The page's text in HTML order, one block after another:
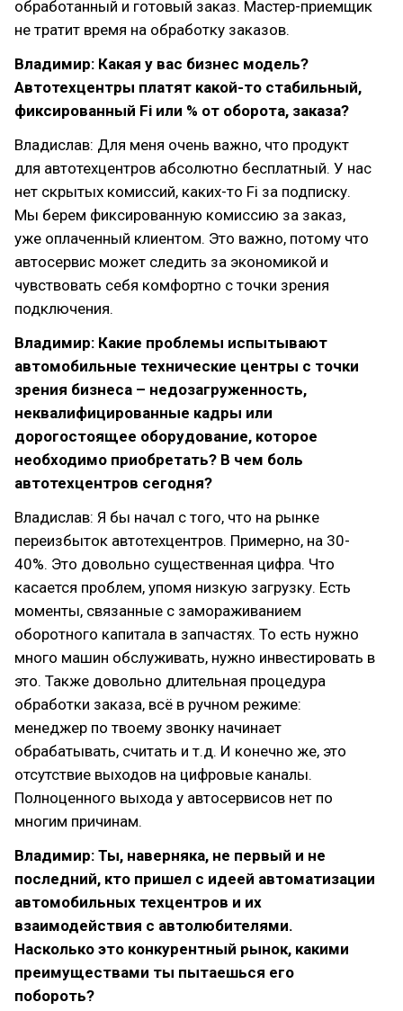
обработанный и готовый заказ. Мастер-приемщик
не тратит время на обработку заказов.
Владимир: Какая у вас бизнес модель?
Автотехцентры платят какой-то стабильный,
фиксированный Fi или % от оборота, заказа?
Владислав: Для меня очень важно, что продукт
для автотехцентров абсолютно бесплатный. У нас
нет скрытых комиссий, каких-то Fi за подписку.
Мы берем фиксированную комиссию за заказ,
уже оплаченный клиентом. Это важно, потому что
автосервис может следить за экономикой и
чувствовать себя комфортно с точки зрения
подключения.
Владимир: Какие проблемы испытывают
автомобильные технические центры с точки
зрения бизнеса – недозагруженность,
неквалифицированные кадры или
дорогостоящее оборудование, которое
необходимо приобретать? В чем боль
автотехцентров сегодня?
Владислав: Я бы начал с того, что на рынке
переизбыток автотехцентров. Примерно, на 30-
40%. Это довольно существенная цифра. Что
касается проблем, упомя низкую загрузку. Есть
моменты, связанные с замораживанием
оборотного капитала в запчастях. То есть нужно
много машин обслуживать, нужно инвестировать в
это. Также довольно длительная процедура
обработки заказа, всё в ручном режиме:
менеджер по твоему звонку начинает
обрабатывать, считать и т.д. И конечно же, это
отсутствие выходов на цифровые каналы.
Полноценного выхода у автосервисов нет по
многим причинам.
Владимир: Ты, наверняка, не первый и не
последний, кто пришел с идеей автоматизации
автомобильных техцентров и их
взаимодействия с автолюбителями.
Насколько это конкурентный рынок, какими
преимуществами ты пытаешься его
побороть?